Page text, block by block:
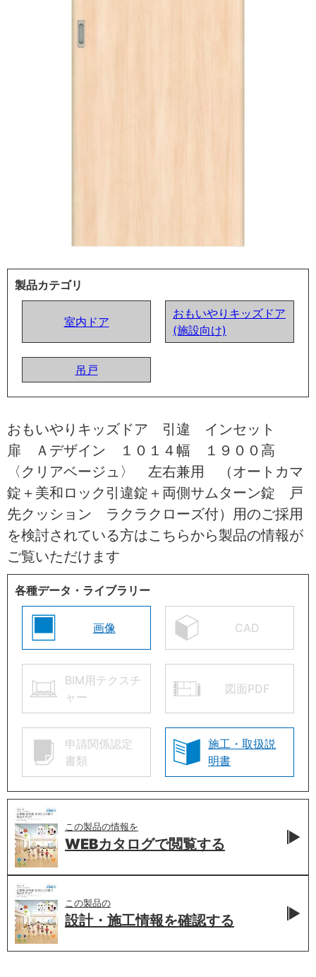
製品カテゴリ
室内ドア
おもいやりキッズドア
(施設向け)
吊戸
おもいやりキッズドア 引違 インセット
扉 Ａデザイン １０１４幅 １９００高
〈クリアベージュ〉 左右兼用 （オートカマ
錠＋美和ロック引違錠＋両側サムターン錠 戸
先クッション ラクラクローズ付）用のご採用
を検討されている方はこちらから製品の情報が
ご覧いただけます
各種データ・ライブラリー
画像 CAD
BIM用テクスチ
ャー
図面PDF
申請関係認定
書類
施工・取扱説
明書
この製品の情報を
WEBカタログで閲覧する
この製品の
設計・施工情報を確認する